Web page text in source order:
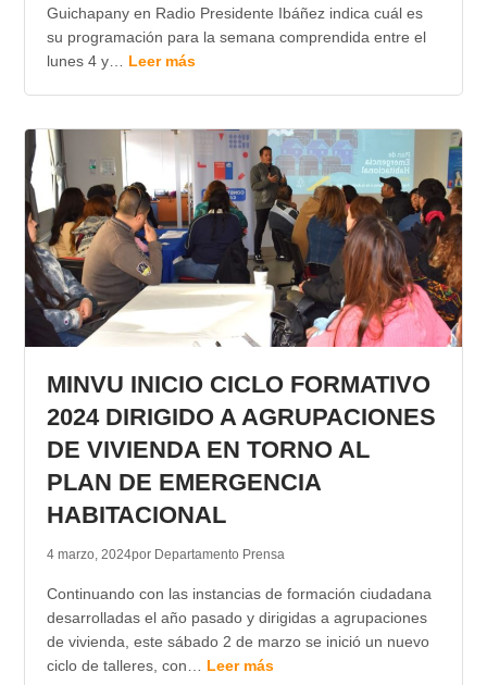
Guichapany en Radio Presidente Ibáñez indica cuál es
su programación para la semana comprendida entre el
lunes 4 y… Leer más
MINVU INICIO CICLO FORMATIVO
2024 DIRIGIDO A AGRUPACIONES
DE VIVIENDA EN TORNO AL
PLAN DE EMERGENCIA
HABITACIONAL
4 marzo, 2024por Departamento Prensa
Continuando con las instancias de formación ciudadana
desarrolladas el año pasado y dirigidas a agrupaciones
de vivienda, este sábado 2 de marzo se inició un nuevo
ciclo de talleres, con… Leer más